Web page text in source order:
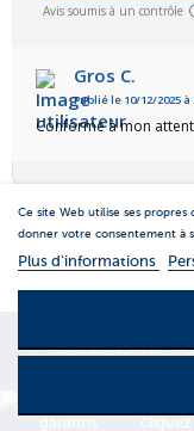
Avis soumis à un contrôle
Gros C.
Publié le 10/12/2025 à
Conforme à mon
MENTIONS
Ce site Web utilise ses
donner votre consentement à
Plus d'informations